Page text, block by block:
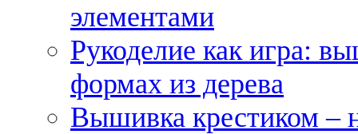
элементами
Рукоделие как игра:
формах из дерева
Вышивка крестиком –